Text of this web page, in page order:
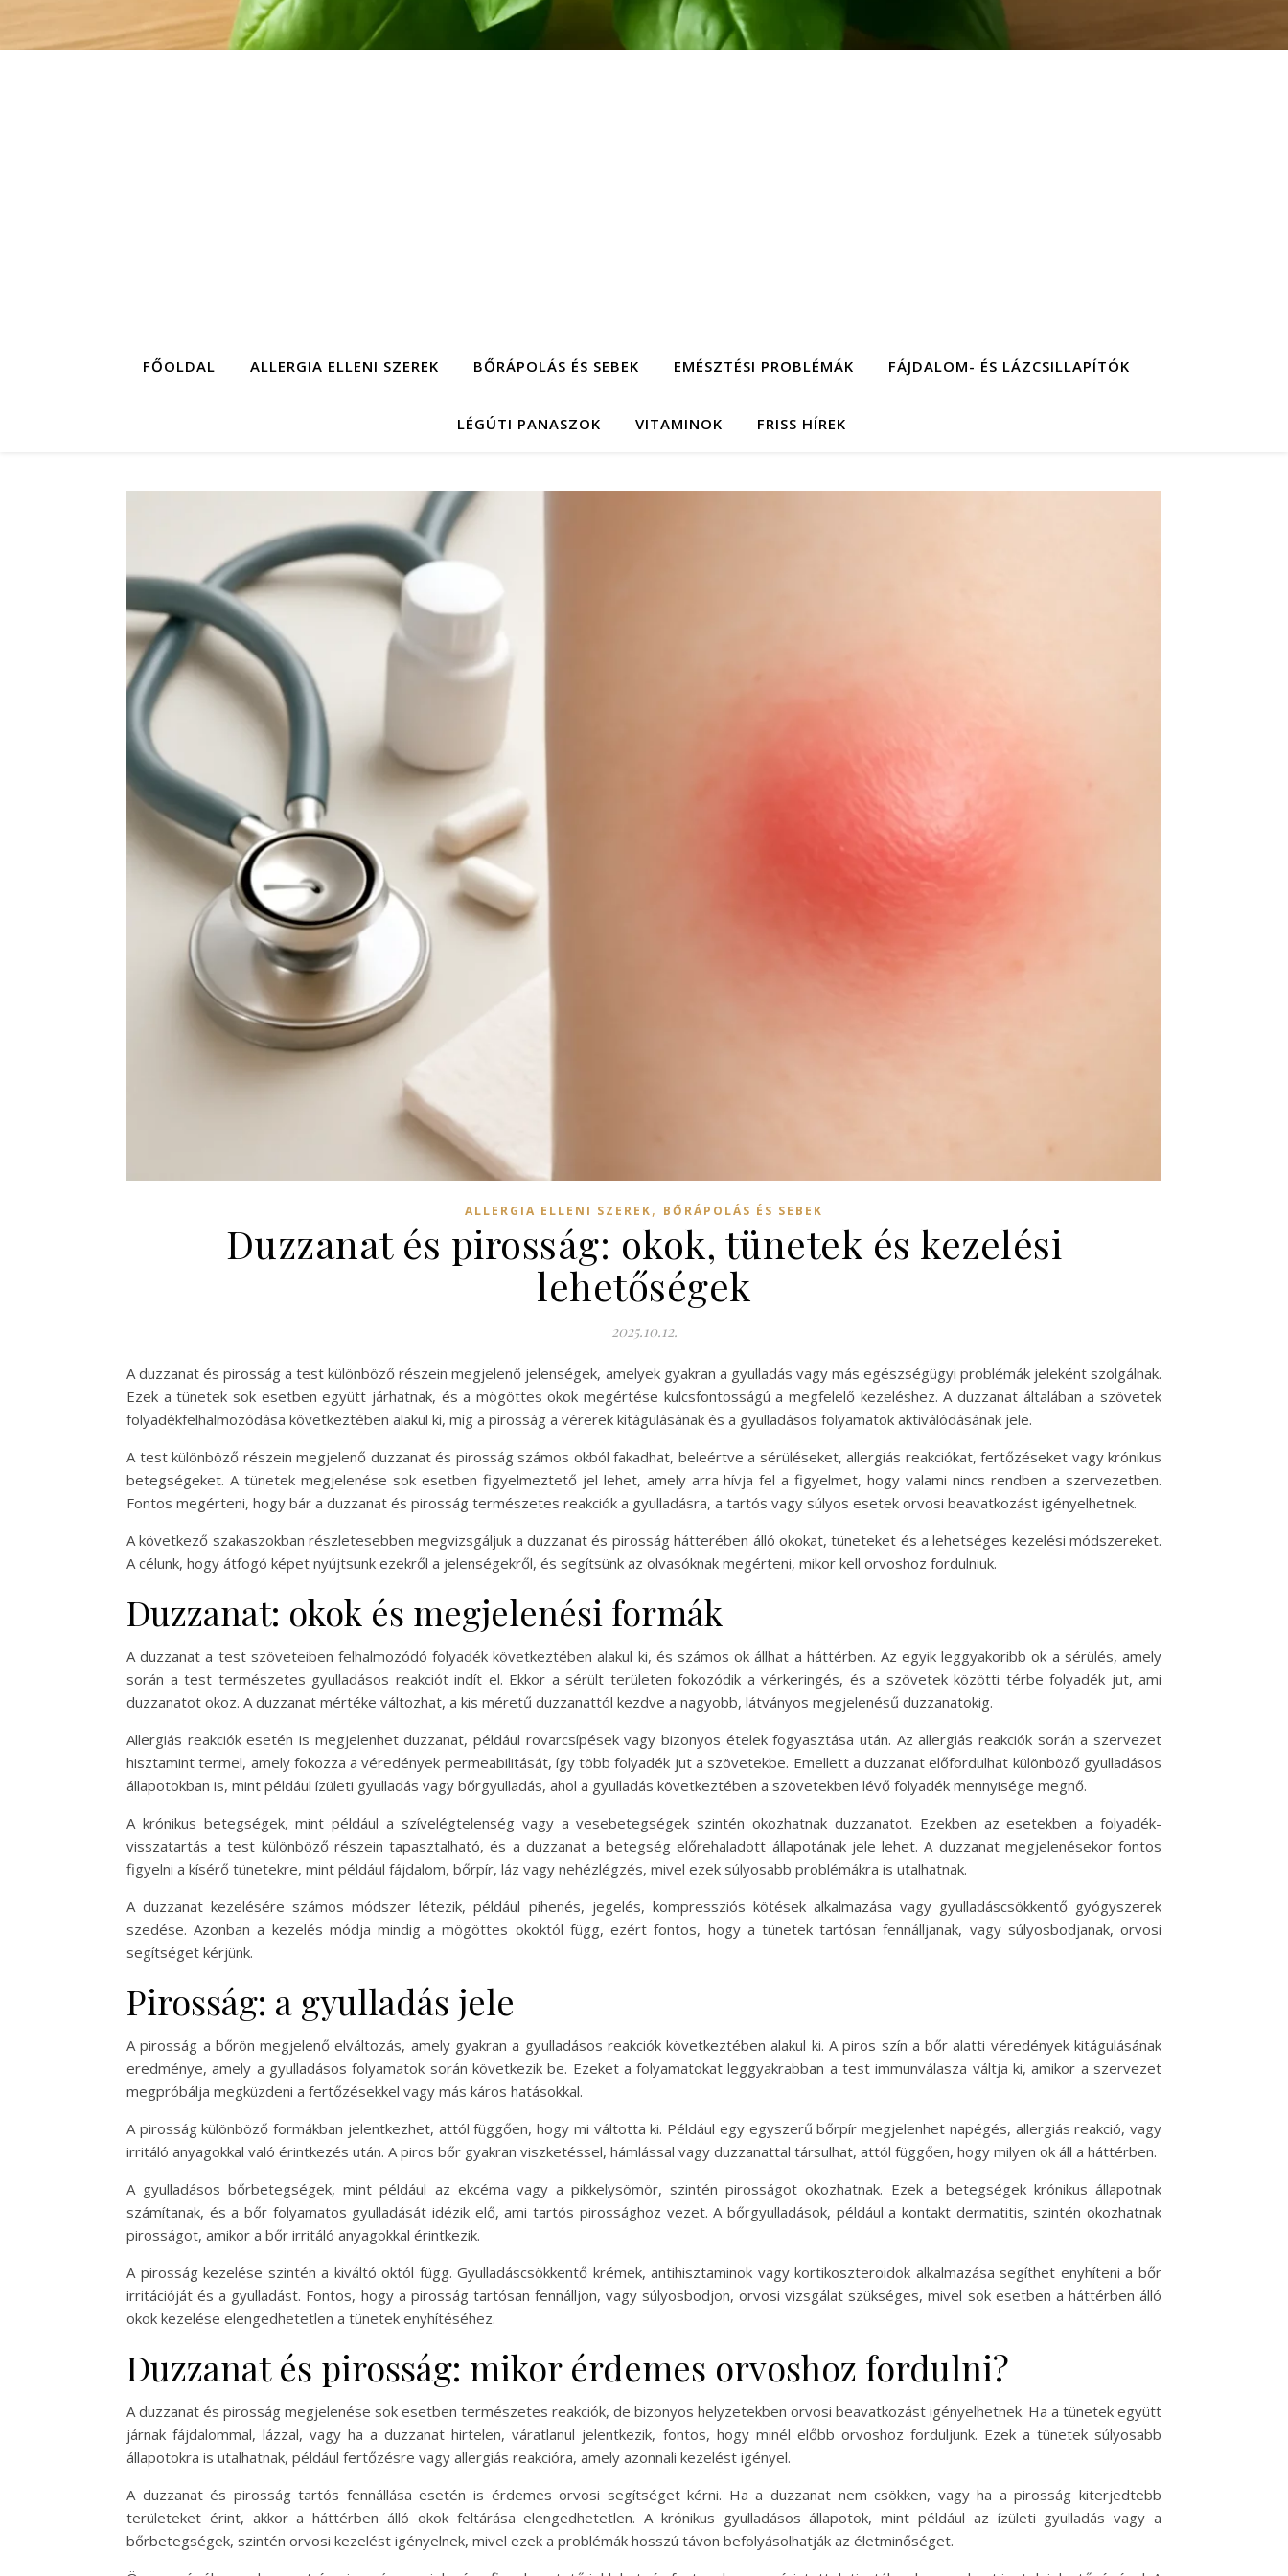
FŐOLDAL ALLERGIA ELLENI SZEREK BŐRÁPOLÁS ÉS SEBEK EMÉSZTÉSI PROBLÉMÁK FÁJDALOM- ÉS LÁZCSILLAPÍTÓK
LÉGÚTI PANASZOK VITAMINOK FRISS HÍREK
ALLERGIA ELLENI SZEREK, BŐRÁPOLÁS ÉS SEBEK
Duzzanat és pirosság: okok, tünetek és kezelési
lehetőségek
2025.10.12.
A duzzanat és pirosság a test különböző részein megjelenő jelenségek, amelyek gyakran a gyulladás vagy más egészségügyi problémák jeleként szolgálnak.
Ezek a tünetek sok esetben együtt járhatnak, és a mögöttes okok megértése kulcsfontosságú a megfelelő kezeléshez. A duzzanat általában a szövetek
folyadékfelhalmozódása következtében alakul ki, míg a pirosság a vérerek kitágulásának és a gyulladásos folyamatok aktiválódásának jele.
A test különböző részein megjelenő duzzanat és pirosság számos okból fakadhat, beleértve a sérüléseket, allergiás reakciókat, fertőzéseket vagy krónikus
betegségeket. A tünetek megjelenése sok esetben figyelmeztető jel lehet, amely arra hívja fel a figyelmet, hogy valami nincs rendben a szervezetben.
Fontos megérteni, hogy bár a duzzanat és pirosság természetes reakciók a gyulladásra, a tartós vagy súlyos esetek orvosi beavatkozást igényelhetnek.
A következő szakaszokban részletesebben megvizsgáljuk a duzzanat és pirosság hátterében álló okokat, tüneteket és a lehetséges kezelési módszereket.
A célunk, hogy átfogó képet nyújtsunk ezekről a jelenségekről, és segítsünk az olvasóknak megérteni, mikor kell orvoshoz fordulniuk.
Duzzanat: okok és megjelenési formák
A duzzanat a test szöveteiben felhalmozódó folyadék következtében alakul ki, és számos ok állhat a háttérben. Az egyik leggyakoribb ok a sérülés, amely
során a test természetes gyulladásos reakciót indít el. Ekkor a sérült területen fokozódik a vérkeringés, és a szövetek közötti térbe folyadék jut, ami
duzzanatot okoz. A duzzanat mértéke változhat, a kis méretű duzzanattól kezdve a nagyobb, látványos megjelenésű duzzanatokig.
Allergiás reakciók esetén is megjelenhet duzzanat, például rovarcsípések vagy bizonyos ételek fogyasztása után. Az allergiás reakciók során a szervezet
hisztamint termel, amely fokozza a véredények permeabilitását, így több folyadék jut a szövetekbe. Emellett a duzzanat előfordulhat különböző gyulladásos
állapotokban is, mint például ízületi gyulladás vagy bőrgyulladás, ahol a gyulladás következtében a szövetekben lévő folyadék mennyisége megnő.
A krónikus betegségek, mint például a szívelégtelenség vagy a vesebetegségek szintén okozhatnak duzzanatot. Ezekben az esetekben a folyadék-
visszatartás a test különböző részein tapasztalható, és a duzzanat a betegség előrehaladott állapotának jele lehet. A duzzanat megjelenésekor fontos
figyelni a kísérő tünetekre, mint például fájdalom, bőrpír, láz vagy nehézlégzés, mivel ezek súlyosabb problémákra is utalhatnak.
A duzzanat kezelésére számos módszer létezik, például pihenés, jegelés, kompressziós kötések alkalmazása vagy gyulladáscsökkentő gyógyszerek
szedése. Azonban a kezelés módja mindig a mögöttes okoktól függ, ezért fontos, hogy a tünetek tartósan fennálljanak, vagy súlyosbodjanak, orvosi
segítséget kérjünk.
Pirosság: a gyulladás jele
A pirosság a bőrön megjelenő elváltozás, amely gyakran a gyulladásos reakciók következtében alakul ki. A piros szín a bőr alatti véredények kitágulásának
eredménye, amely a gyulladásos folyamatok során következik be. Ezeket a folyamatokat leggyakrabban a test immunválasza váltja ki, amikor a szervezet
megpróbálja megküzdeni a fertőzésekkel vagy más káros hatásokkal.
A pirosság különböző formákban jelentkezhet, attól függően, hogy mi váltotta ki. Például egy egyszerű bőrpír megjelenhet napégés, allergiás reakció, vagy
irritáló anyagokkal való érintkezés után. A piros bőr gyakran viszketéssel, hámlással vagy duzzanattal társulhat, attól függően, hogy milyen ok áll a háttérben.
A gyulladásos bőrbetegségek, mint például az ekcéma vagy a pikkelysömör, szintén pirosságot okozhatnak. Ezek a betegségek krónikus állapotnak
számítanak, és a bőr folyamatos gyulladását idézik elő, ami tartós pirossághoz vezet. A bőrgyulladások, például a kontakt dermatitis, szintén okozhatnak
pirosságot, amikor a bőr irritáló anyagokkal érintkezik.
A pirosság kezelése szintén a kiváltó októl függ. Gyulladáscsökkentő krémek, antihisztaminok vagy kortikoszteroidok alkalmazása segíthet enyhíteni a bőr
irritációját és a gyulladást. Fontos, hogy a pirosság tartósan fennálljon, vagy súlyosbodjon, orvosi vizsgálat szükséges, mivel sok esetben a háttérben álló
okok kezelése elengedhetetlen a tünetek enyhítéséhez.
Duzzanat és pirosság: mikor érdemes orvoshoz fordulni?
A duzzanat és pirosság megjelenése sok esetben természetes reakciók, de bizonyos helyzetekben orvosi beavatkozást igényelhetnek. Ha a tünetek együtt
járnak fájdalommal, lázzal, vagy ha a duzzanat hirtelen, váratlanul jelentkezik, fontos, hogy minél előbb orvoshoz forduljunk. Ezek a tünetek súlyosabb
állapotokra is utalhatnak, például fertőzésre vagy allergiás reakcióra, amely azonnali kezelést igényel.
A duzzanat és pirosság tartós fennállása esetén is érdemes orvosi segítséget kérni. Ha a duzzanat nem csökken, vagy ha a pirosság kiterjedtebb
területeket érint, akkor a háttérben álló okok feltárása elengedhetetlen. A krónikus gyulladásos állapotok, mint például az ízületi gyulladás vagy a
bőrbetegségek, szintén orvosi kezelést igényelnek, mivel ezek a problémák hosszú távon befolyásolhatják az életminőséget.